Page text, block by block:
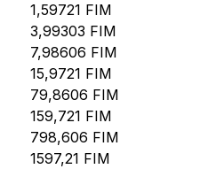
1,59721 FIM
3,99303 FIM
7,98606 FIM
15,9721 FIM
79,8606 FIM
159,721 FIM
798,606 FIM
1597,21 FIM